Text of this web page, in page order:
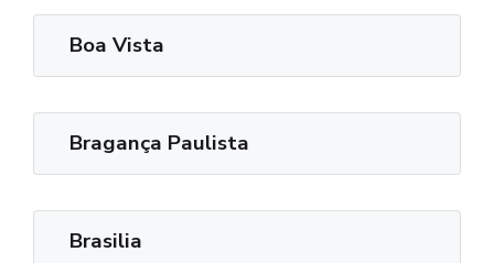
Boa Vista
Bragança Paulista
Brasilia